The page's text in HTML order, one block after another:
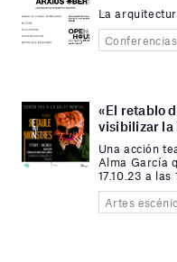
La
«El retablo
visibilizar la
Una acción
Alma García
17.10.23 a las
Artes